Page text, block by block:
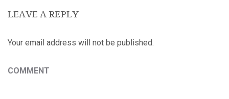
LEAVE A REPLY
Your email address will not be published.
COMMENT